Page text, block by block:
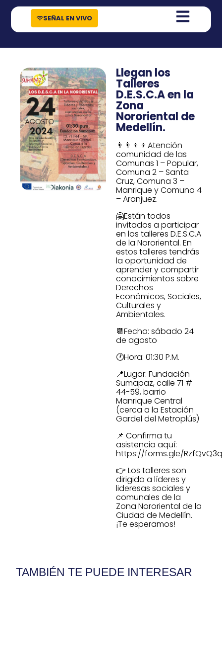
contenido
SEÑAL EN VIVO
Llegan los
Talleres
D.E.S.C.A en la
Zona
Nororiental de
Medellín.
👨‍👨‍👦‍👦Atención
comunidad de las
Comunas 1 – Popular,
Comuna 2 – Santa
Cruz, Comuna 3 –
Manrique y Comuna 4
– Aranjuez.
🤗Están todos
invitados a participar
en los talleres D.E.S.C.A
de la Nororiental. En
estos talleres tendrás
la oportunidad de
aprender y compartir
conocimientos sobre
Derechos
Económicos, Sociales,
Culturales y
Ambientales.
📆Fecha: sábado 24
de agosto
🕐Hora: 01:30 P.M.
📍Lugar: Fundación
Sumapaz, calle 71 #
44-59, barrio
Manrique Central
(cerca a la Estación
Gardel del Metroplús)
📌 Confirma tu
asistencia aquí:
https://forms.gle/
👉 Los talleres son
dirigido a líderes y
lideresas sociales y
comunales de la
Zona Nororiental de la
Ciudad de Medellín.
¡Te esperamos!
TAMBIÉN TE PUEDE INTERESAR